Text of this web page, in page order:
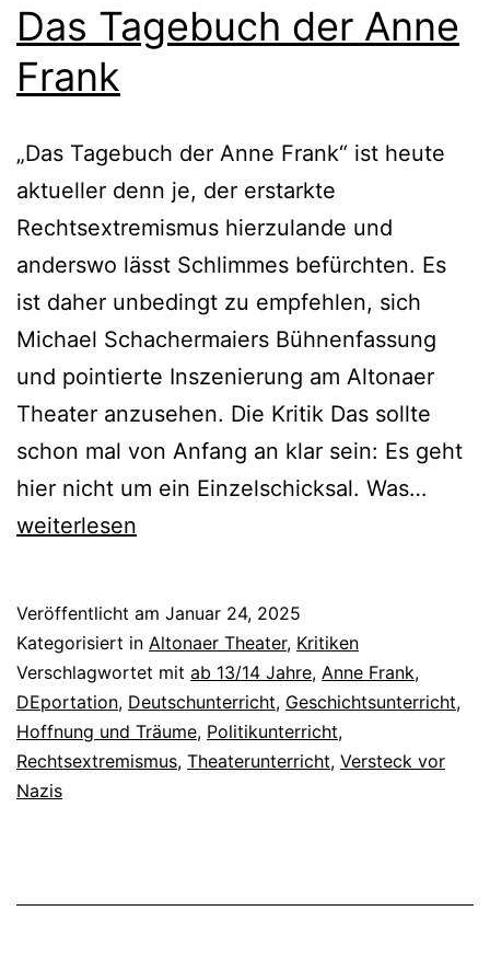
Das Tagebuch der Anne
Frank
„Das Tagebuch der Anne Frank“ ist heute
aktueller denn je, der erstarkte
Rechtsextremismus hierzulande und
anderswo lässt Schlimmes befürchten. Es
ist daher unbedingt zu empfehlen, sich
Michael Schachermaiers Bühnenfassung
und pointierte Inszenierung am Altonaer
Theater anzusehen. Die Kritik Das sollte
schon mal von Anfang an klar sein: Es geht
hier nicht um ein Einzelschicksal. Was…
weiterlesen
Veröffentlicht am Januar 24, 2025
Kategorisiert in Altonaer Theater, Kritiken
Verschlagwortet mit ab 13/14 Jahre, Anne Frank,
DEportation, Deutschunterricht, Geschichtsunterricht,
Hoffnung und Träume, Politikunterricht,
Rechtsextremismus, Theaterunterricht, Versteck vor
Nazis